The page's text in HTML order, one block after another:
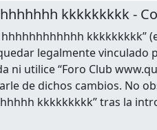
kkkkkkkkk -
kkkkkkkkk”
legalmente
ni utilice “Foro Club
de dichos cambios. No
kkkkkkkkk” tras la